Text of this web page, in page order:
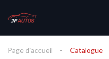
Page d'accueil Catalogue